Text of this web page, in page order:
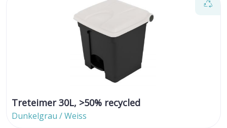
Treteimer 30L, >50% recycled
Dunkelgrau / Weiss